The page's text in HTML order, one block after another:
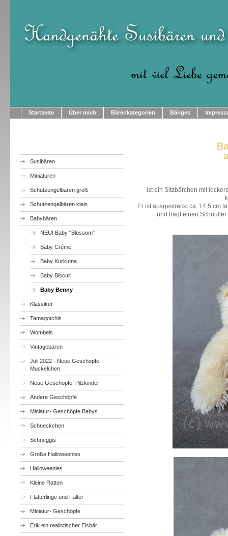
Startseite Über mich Bärenkategorien Bäriges
Susibären
Miniaturen
Schutzengelbären groß
Schutzengelbären klein
Babybären
NEU! Baby "Blossom"
Baby Créme
Baby Kurkuma
Baby Biscuit
Baby Benny
Klassiker
Tamagotchis
Wombels
Vintagebären
Juli 2022 - Neue Geschöpfe!
Muckelchen
Neue Geschöpfe! Pilzkinder
Andere Geschöpfe
Miniatur- Geschöpfe Babys
Schneckchen
Schneggis
Große Halloweenies
Halloweenies
Kleine Ratten
Flatterlinge und Falter
Miniatur- Geschöpfe
Erik ein realistischer Eisbär
ist ein Sitzbärchen mit
Er ist ausgestreckt ca. 14,5 cm
und trägt einen